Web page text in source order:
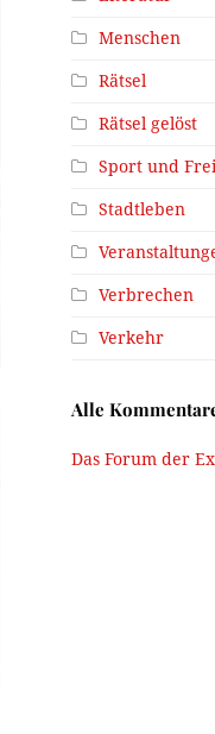
Menschen
Rätsel
Rätsel gelöst
Sport und
Stadtleben
Verbrechen
Verkehr
Alle
Das Forum der